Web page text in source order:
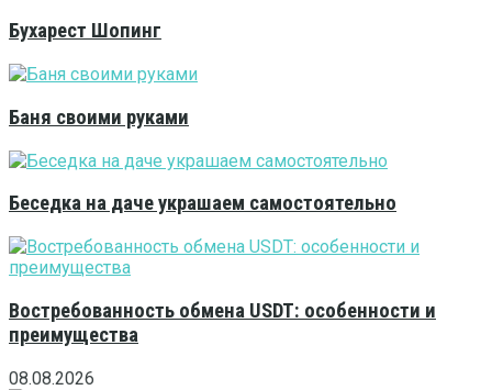
Бухарест Шопинг
Баня своими руками
Беседка на даче украшаем самостоятельно
Востребованность обмена USDT: особенности и
преимущества
08.08.2026